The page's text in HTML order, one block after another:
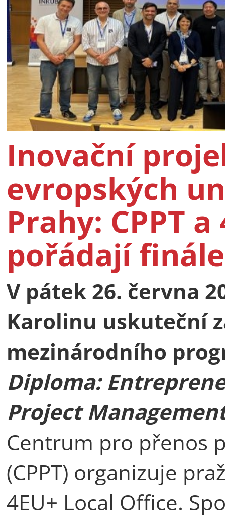
Inovační
evropských
Prahy: CPPT
pořádají
V pátek 26. června
Karolinu uskuteční
mezinárodního
Diploma:
Project
Centrum pro přenos
(CPPT) organizuje
4EU+ Local Office.